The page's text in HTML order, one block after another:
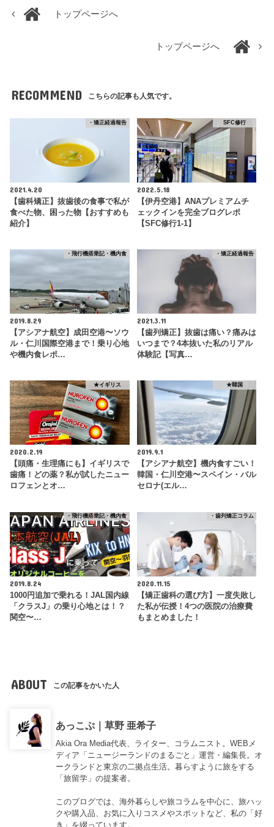
トップページへ
トップページへ
RECOMMEND こちらの記事も人気です。
・矯正経過報告
2021.4.20
【歯科矯正】抜歯後の食事で私が
食べた物、困った物【おすすめも
紹介】
SFC修行
2022.5.18
【伊丹空港】ANAプレミアムチ
ェックインを完全ブログレポ
【SFC修行1-1】
・飛行機搭乗記・機内食
2019.8.29
【アシアナ航空】成田空港〜ソウ
ル・仁川国際空港まで！乗り心地
や機内食レポ…
・矯正経過報告
2021.3.11
【歯列矯正】抜歯は痛い？痛みは
いつまで？4本抜いた私のリアル
体験記【写真…
★イギリス
2020.2.19
【頭痛・生理痛にも】イギリスで
歯痛！どの薬？私が試したニュー
ロフェンとオ…
★韓国
2019.9.1
【アシアナ航空】機内食すごい！
韓国・仁川空港〜スペイン・バル
セロナ(エル…
・飛行機搭乗記・機内食
2019.8.24
1000円追加で乗れる！JAL国内線
「クラスJ」の乗り心地とは！？
関空〜…
・歯列矯正コラム
2020.11.15
【矯正歯科の選び方】一度失敗し
た私が伝授！4つの医院の治療費
もまとめました！
ABOUT この記事をかいた人
あっこぷ｜草野 亜希子
Akia Ora Media代表、ライター、コラムニスト。WEBメ
ディア「ニュージーランドのまるごと」運営・編集長。オ
ークランドと東京の二拠点生活。暮らすように旅をする
「旅留学」の提案者。
このブログでは、海外暮らしや旅コラムを中心に、旅ハッ
クや購入品、お気に入りコスメやスポットなど、私の「好
き」を綴っています。